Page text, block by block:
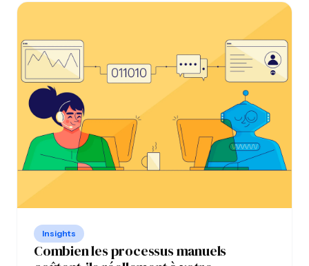
Insights
Combien les processus manuels